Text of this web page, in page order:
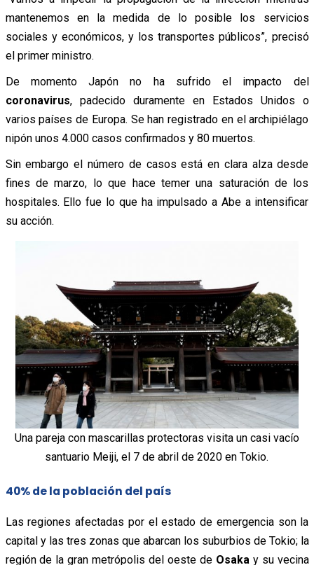
mantenemos en la medida de lo posible los servicios
sociales y económicos, y los transportes públicos”, precisó
el primer ministro.
De momento Japón no ha sufrido el impacto del
coronavirus, padecido duramente en Estados Unidos o
varios países de Europa. Se han registrado en el archipiélago
nipón unos 4.000 casos confirmados y 80 muertos.
Sin embargo el número de casos está en clara alza desde
fines de marzo, lo que hace temer una saturación de los
hospitales. Ello fue lo que ha impulsado a Abe a intensificar
su acción.
Una pareja con mascarillas protectoras visita un casi vacío
santuario Meiji, el 7 de abril de 2020 en Tokio.
40% de la población del país
Las regiones afectadas por el estado de emergencia son la
capital y las tres zonas que abarcan los suburbios de Tokio; la
región de la gran metrópolis del oeste de Osakay su vecina